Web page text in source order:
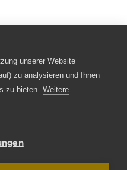
unserer Website
zu analysieren und Ihnen
zu bieten. Weitere
gegenüber den
Baubeschrieb